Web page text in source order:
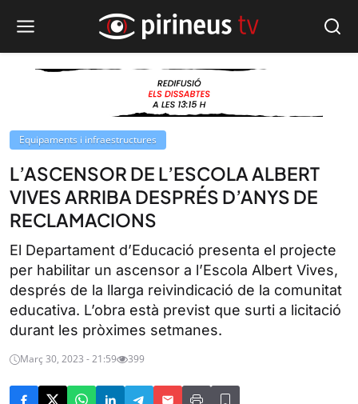
Equipaments i infraestructures
L’ASCENSOR DE L’ESCOLA ALBERT
VIVES ARRIBA DESPRÉS D’ANYS DE
RECLAMACIONS
El Departament d’Educació presenta el projecte
per habilitar un ascensor a l’Escola Albert Vives,
després de la llarga reivindicació de la comunitat
educativa. L’obra està previst que surti a licitació
durant les pròximes setmanes.
Març 30, 2023 - 21:59 399